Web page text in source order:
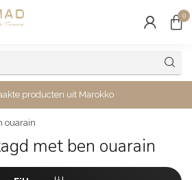
0
producten uit Marokko
ouarain
met ben ouarain